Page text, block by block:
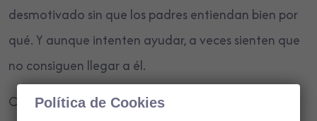
desmotivado sin que los padres entiendan bien por
qué. Y aunque intenten ayudar, a veces sienten que
no consiguen llegar a él.
Cuando estas emociones son muy intensas o se
Política de Cookies